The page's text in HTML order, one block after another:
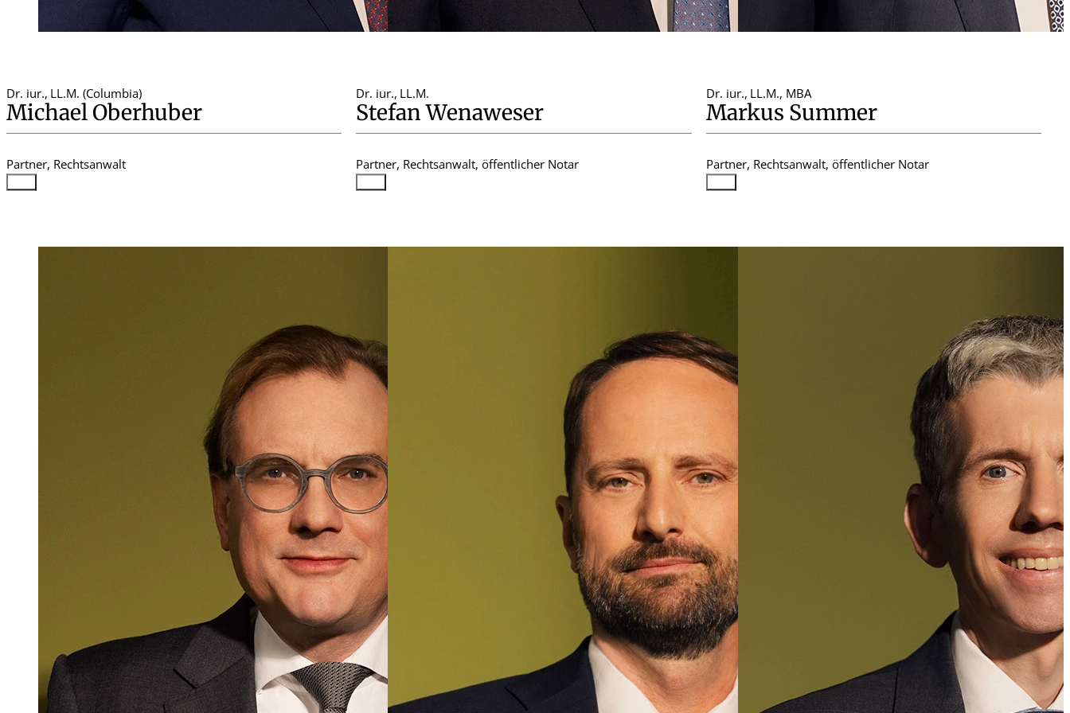
Dr. iur., LL.M. (Columbia)
Michael Oberhuber
Partner, Rechtsanwalt
Dr. iur., LL.M.
Stefan Wenaweser
Partner, Rechtsanwalt, öffentlicher Notar
Dr. iur., LL.M., MBA
Markus Summer
Partner, Rechtsanwalt, öffentlicher Notar